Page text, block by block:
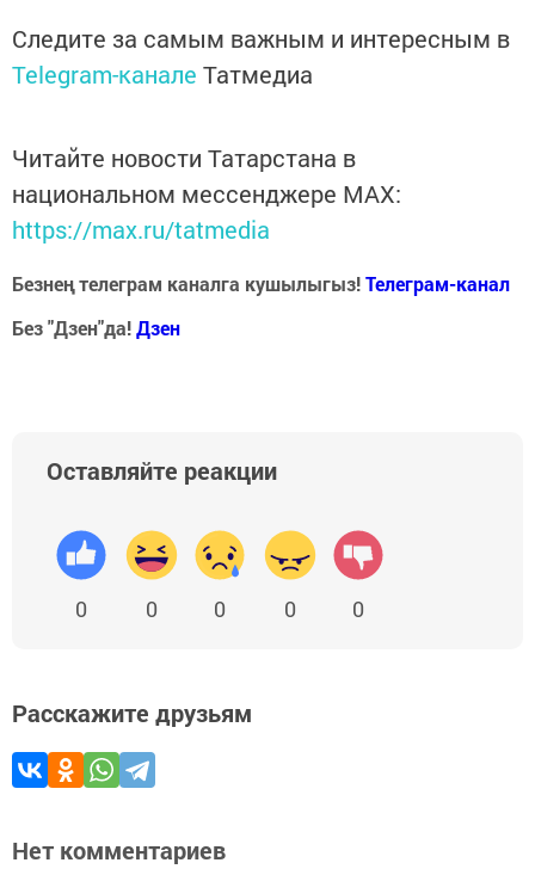
Следите за самым важным и интересным в
Telegram-канале Татмедиа
Читайте новости Татарстана в
национальном мессенджере MАХ:
https://max.ru/tatmedia
Безнең телеграм каналга кушылыгыз!Телеграм-канал
Без "Дзен"да!Дзен
Оставляйте реакции
0 0 0 0 0
Расскажите друзьям
Нет комментариев